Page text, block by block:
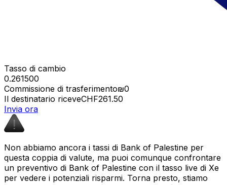
Tasso di cambio
0.261500
Commissione di trasferimento₪0
Il destinatario riceveCHF261.50
Invia ora
Non abbiamo ancora i tassi di Bank of Palestine per
questa coppia di valute, ma puoi comunque confrontare
un preventivo di Bank of Palestine con il tasso live di Xe
per vedere i potenziali risparmi. Torna presto, stiamo